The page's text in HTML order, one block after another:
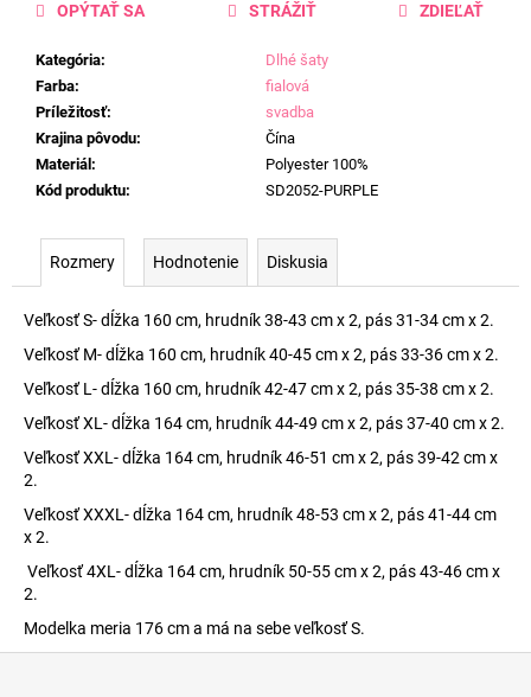
Kategória:
Dlhé šaty
Farba:
fialová
Príležitosť:
svadba
Krajina pôvodu:
Čína
Materiál :
Polyester 100%
Kód produktu: SD2052-PURPLE
OPÝTAŤ SA STRÁŽIŤ ZDIEĽAŤ
Rozmery Hodnotenie Diskusia
Veľkosť S- dĺžka 160 cm, hrudník 38-43 cm x 2, pás 31-34 cm x 2.
Veľkosť M- dĺžka 160 cm, hrudník 40-45 cm x 2, pás 33-36 cm x 2.
Veľkosť L- dĺžka 160 cm, hrudník 42-47 cm x 2, pás 35-38 cm x 2.
Veľkosť XL- dĺžka 164 cm, hrudník 44-49 cm x 2, pás 37-40 cm x 2.
Veľkosť XXL- dĺžka 164 cm, hrudník 46-51 cm x 2, pás 39-42 cm x
2.
Veľkosť XXXL- dĺžka 164 cm, hrudník 48-53 cm x 2, pás 41-44 cm
x 2.
Veľkosť 4XL- dĺžka 164 cm, hrudník 50-55 cm x 2, pás 43-46 cm x
2.
Modelka meria 176 cm a má na sebe veľkosť S.